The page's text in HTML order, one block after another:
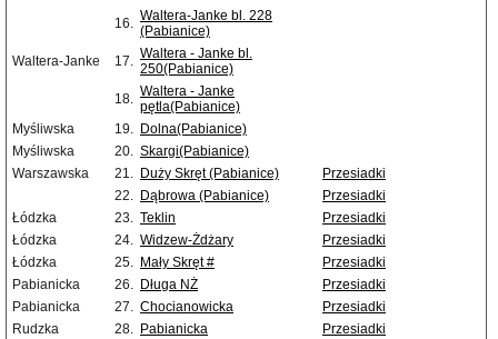
16. Waltera-Janke bl. 228
(Pabianice)
Waltera-Janke
17. Waltera - Janke bl.
250(Pabianice)
18. Waltera - Janke
pętla(Pabianice)
Myśliwska
19. Dolna(Pabianice)
Myśliwska
20. Skargi(Pabianice)
Warszawska
21. Duży Skręt (Pabianice)
Przesiadki
22. Dąbrowa (Pabianice)
Przesiadki
Łódzka
23. Teklin
Przesiadki
Łódzka
24. Widzew-Żdżary
Przesiadki
Łódzka
25. Mały Skręt #
Przesiadki
Pabianicka
26. Długa NŻ
Przesiadki
Pabianicka
27. Chocianowicka
Przesiadki
Rudzka
28. Pabianicka
Przesiadki